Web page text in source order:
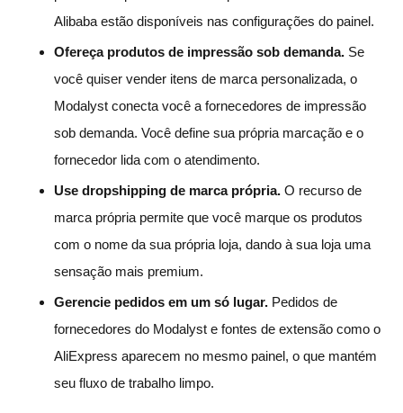
Alibaba estão disponíveis nas configurações do painel.
Ofereça produtos de impressão sob demanda. Se
você quiser vender itens de marca personalizada, o
Modalyst conecta você a fornecedores de impressão
sob demanda. Você define sua própria marcação e o
fornecedor lida com o atendimento.
Use dropshipping de marca própria. O recurso de
marca própria permite que você marque os produtos
com o nome da sua própria loja, dando à sua loja uma
sensação mais premium.
Gerencie pedidos em um só lugar. Pedidos de
fornecedores do Modalyst e fontes de extensão como o
AliExpress aparecem no mesmo painel, o que mantém
seu fluxo de trabalho limpo.